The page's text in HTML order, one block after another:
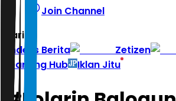
Join Channel
Hari ini
Indeks Berita
Zetizen
Learning Hub
Iklan Jitu